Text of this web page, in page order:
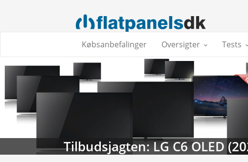
Købsanbefalinger Oversigter Tests
Tilbudsjagten: LG C6 OLED